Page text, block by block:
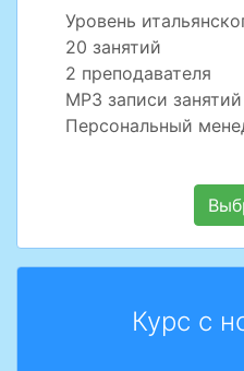
Уровень
20 занятий
2 преподавателя
MP3 записи занятий
Персональный
Курс с